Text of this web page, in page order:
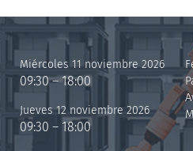
Miércoles 11 noviembre 2026
09:30 – 18:00
Jueves 12 noviembre 2026
09:30 – 18:00